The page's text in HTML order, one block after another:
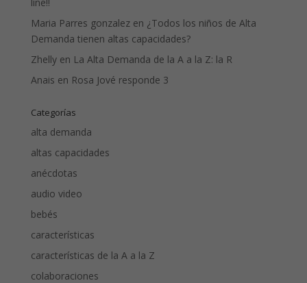
Maria Parres gonzalezen ¿Todos los niños de Alta
Demanda tienen altas capacidades?
Zhellyen La Alta Demanda de la A a la Z: la R
Anais en Rosa Jové responde 3
Categorías
alta demanda
altas capacidades
anécdotas
audio video
bebés
características
características de la A a la Z
colaboraciones